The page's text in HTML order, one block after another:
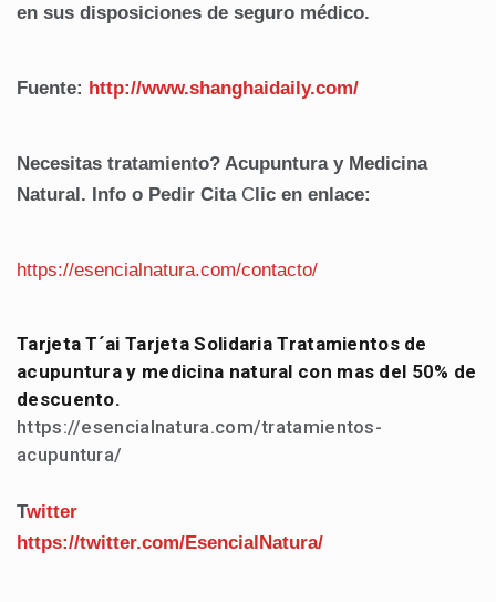
en sus disposiciones de seguro médico.
Fuente: http://www.shanghaidaily.com/
Necesitas tratamiento? Acupuntura y Medicina
Natural. Info o Pedir CitaC lic en enlace:
https://esencialnatura.com/contacto/
Tarjeta T´ai Tarjeta Solidaria Tratamientos de
acupuntura y medicina natural con mas del 50% de
descuento.
https://esencialnatura.com/tratamientos-
acupuntura/
Twitter
https://twitter.com/EsencialNatura/